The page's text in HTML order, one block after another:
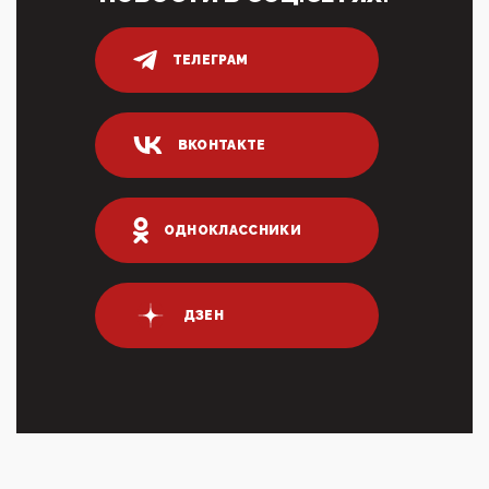
04:47, 10 Апреля 2026
ИНН для переводов по СБП это первый шаг из
логических двухЗаполнение ИНН при любых
переводах по ...
03:35, 10 Апреля 2026
крупных банках по итогам 2025 года превысило 63
млрд руб. ...
03:01, 10 Апреля 2026
что союзники просили Киев не наносить удары по
энергети...
01:54, 10 Апреля 2026
ТЕЛЕГРАМ
ВКОНТАКТЕ
ОДНОКЛАССНИКИ
ДЗЕН